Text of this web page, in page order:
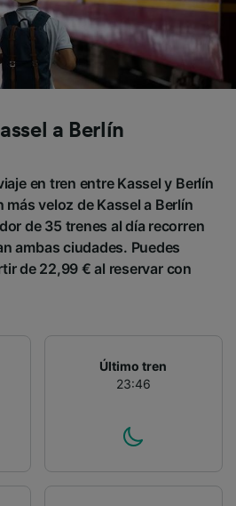
a Berlín
en tren entre Kassel y Berlín
veloz de Kassel a Berlín
de 35 trenes al día recorren
ambas ciudades. Puedes
de 22,99 € al reservar con
Último tren
23:46